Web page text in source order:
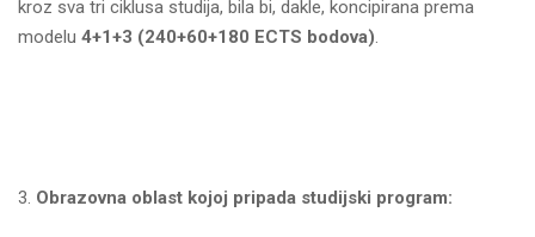
kroz sva tri ciklusa studija, bila bi, dakle, koncipirana prema
modelu 4+1+3 (240+60+180 ECTS bodova).
Obrazovna oblast kojoj pripada studijski program: